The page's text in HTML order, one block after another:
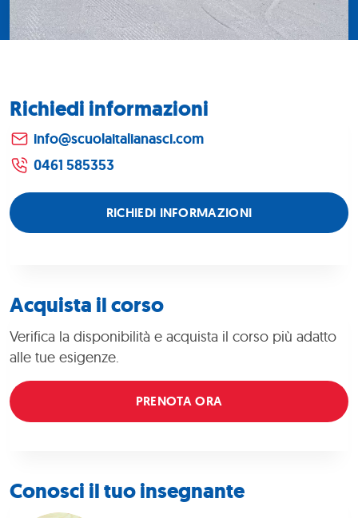
Richiedi informazioni
info@scuolaitalianasci.com
0461 585353
RICHIEDI INFORMAZIONI
Acquista il corso
Verifica la disponibilità e acquista il corso più adatto
alle tue esigenze.
PRENOTA ORA
Conosci il tuo insegnante